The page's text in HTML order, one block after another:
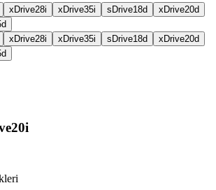
xDrive28i xDrive35i sDrive18d
xDrive20d
xDrive28i xDrive35i sDrive18d
xDrive20d